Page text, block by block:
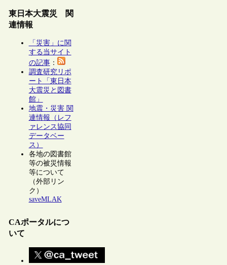
東日本大震災 関
連情報
「災害」に関
する当サイト
の記事：
調査研究リポ
ート「東日本
大震災と図書
館」
地震・災害 関
連情報（レフ
ァレンス協同
データベー
ス）
各地の図書館
等の被災情報
等について
（外部リン
ク）
saveMLAK
CAポータルにつ
いて